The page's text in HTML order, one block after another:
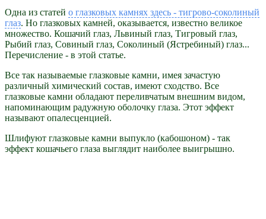
Одна из статей о глазковых камнях здесь - тигрово-соколиный
глаз. Но глазковых камней, оказывается, известно великое
множество. Кошачий глаз, Львиный глаз, Тигровый глаз,
Рыбий глаз, Совиный глаз, Соколиный (Ястребиный) глаз...
Перечисление - в этой статье.
Все так называемые глазковые камни, имея зачастую
различный химический состав, имеют сходство. Все
глазковые камни обладают переливчатым внешним видом,
напоминающим радужную оболочку глаза. Этот эффект
называют опалесценцией.
Шлифуют глазковые камни выпукло (кабошоном) - так
эффект кошачьего глаза выглядит наиболее выигрышно.